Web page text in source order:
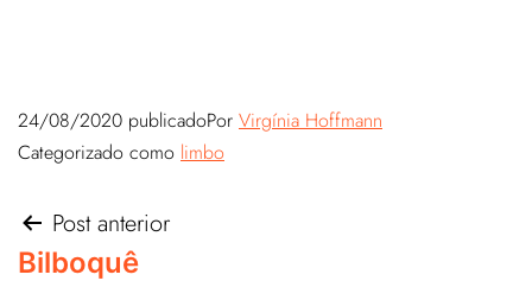
24/08/2020 publicadoPor Virgínia Hoffmann
Categorizado como limbo
Post anterior
Bilboquê